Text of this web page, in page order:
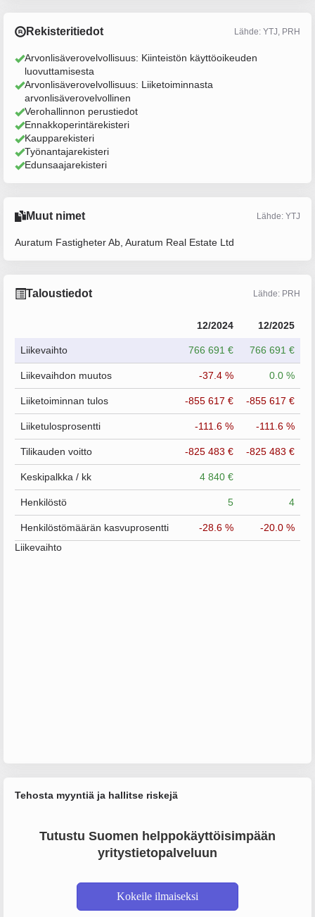
Rekisteritiedot Lähde: YTJ, PRH
Arvonlisäverovelvollisuus: Kiinteistön käyttöoikeuden
luovuttamisesta
Arvonlisäverovelvollisuus: Liiketoiminnasta
arvonlisäverovelvollinen
Verohallinnon perustiedot
Ennakkoperintärekisteri
Kaupparekisteri
Työnantajarekisteri
Edunsaajarekisteri
Muut nimet Lähde: YTJ
Auratum Fastigheter Ab, Auratum Real Estate Ltd
Taloustiedot Lähde: PRH
12/2024 12/2025
Liikevaihto 766 691 € 766 691 €
Liikevaihdon muutos -37.4 % 0.0 %
Liiketoiminnan tulos -855 617 € -855 617 €
Liiketulosprosentti -111.6 % -111.6 %
Tilikauden voitto -825 483 € -825 483 €
Keskipalkka / kk 4 840 €
Henkilöstö 5 4
Henkilöstömäärän kasvuprosentti -28.6 %
-20.0 %
Liikevaihto
Tehosta myyntiä ja hallitse riskejä
Tutustu Suomen helppokäyttöisimpään
yritystietopalveluun
Kokeile ilmaiseksi